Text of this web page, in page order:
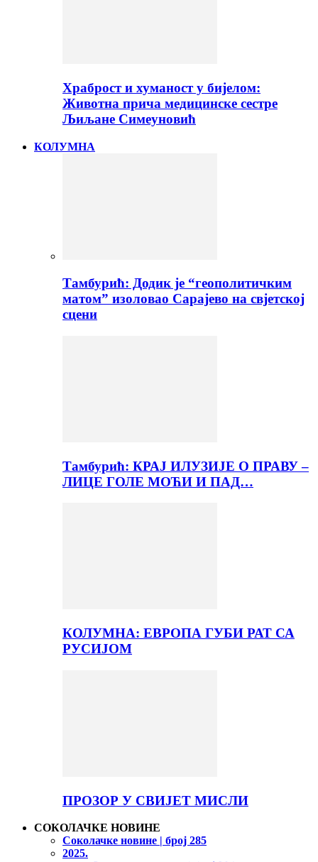
Храброст и хуманост у бијелом:
Животна прича медицинске сестре
Љиљане Симеуновић
КОЛУМНА
Тамбурић: Додик је “геополитичким
матом” изоловао Сарајево на свјетској
сцени
Тамбурић: КРАЈ ИЛУЗИЈЕ О ПРАВУ –
ЛИЦЕ ГОЛЕ МОЋИ И ПАД…
КОЛУМНА: ЕВРОПА ГУБИ РАТ СА
РУСИЈОМ
ПРОЗОР У СВИЈЕТ МИСЛИ
СОКОЛАЧКЕ НОВИНЕ
Соколачке новине | број 285
2025.